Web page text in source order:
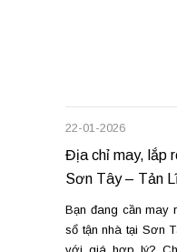
22-01-2026
Địa chỉ may, lắp
Sơn Tây – Tản
Bạn đang cần may
sổ tận nhà tại Sơn